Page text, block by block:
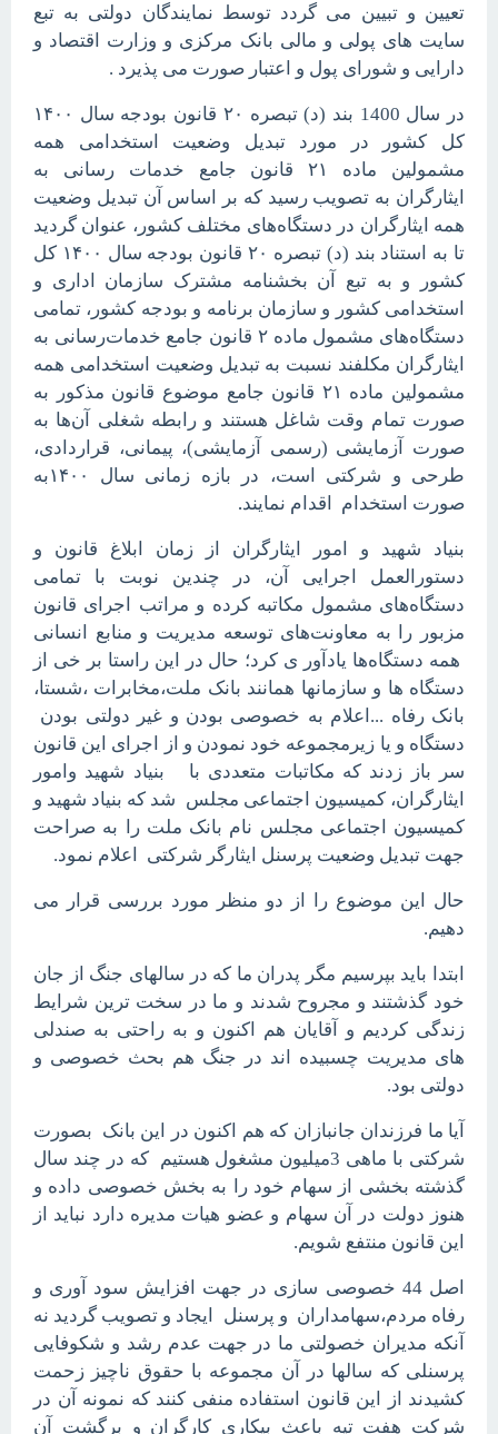
تعیین و تبیین می گردد توسط نمایندگان دولتی به تبع
سایت های پولی و مالی بانک مرکزی و وزارت اقتصاد و
دارایی و شورای پول و اعتبار صورت می پذیرد .
در سال 1400 بند (د) تبصره ۲۰ قانون بودجه سال ۱۴۰۰
کل کشور در مورد تبدیل وضعیت استخدامی همه
مشمولین ماده ۲۱ قانون جامع خدمات رسانی به
ایثارگران به تصویب رسید که بر اساس آن تبدیل وضعیت
همه ایثارگران در دستگاه‌های مختلف کشور، عنوان گردید
تا به استناد بند (د) تبصره ۲۰ قانون بودجه سال ۱۴۰۰ کل
کشور و به تبع آن بخشنامه مشترک سازمان اداری و
استخدامی کشور و سازمان برنامه و بودجه کشور، تمامی
دستگاه‌های مشمول ماده ۲ قانون جامع خدمات‌رسانی به
ایثارگران مکلفند نسبت به تبدیل وضعیت استخدامی همه
مشمولین ماده ۲۱ قانون جامع موضوع قانون مذکور به
صورت تمام وقت شاغل هستند و رابطه شغلی آن‌ها به
صورت آزمایشی (رسمی آزمایشی)، پیمانی، قراردادی،
طرحی و شرکتی است، در بازه زمانی سال
۱۴۰۰به
صورت استخدام اقدام نمایند.
بنیاد شهید و امور ایثارگران از زمان ابلاغ قانون و
دستورالعمل اجرایی آن، در چندین نوبت با تمامی
دستگاه‌های مشمول مکاتبه کرده و مراتب اجرای قانون
مزبور را به معاونت‌های توسعه مدیریت و منابع انسانی
همه دستگاه‌ها یادآور ی کرد؛ حال در این راستا بر خی از
دستگاه ها و سازمانها همانند بانک ملت،مخابرات ،شستا،
بانک رفاه ...اعلام به خصوصی بودن و غیر دولتی بودن
دستگاه و یا زیرمجموعه خود نمودن و از اجرای این قانون
سر باز زدند که مکاتبات متعددی با بنیاد شهید وامور
ایثارگران، کمیسیون اجتماعی مجلس شد که بنیاد شهید و
کمیسیون اجتماعی مجلس نام بانک ملت را به صراحت
جهت تبدیل وضعیت پرسنل ایثارگر شرکتی اعلام نمود.
حال این موضوع را از دو منظر مورد بررسی قرار می
دهیم.
ابتدا باید بپرسیم مگر پدران ما که در سالهای جنگ از جان
خود گذشتند و مجروح شدند و ما در سخت ترین شرایط
زندگی کردیم و آقایان هم اکنون و به راحتی به صندلی
های مدیریت چسبیده اند در جنگ هم بحث خصوصی و
دولتی بود.
آیا ما فرزندان جانبازان که هم اکنون در این بانک بصورت
شرکتی با ماهی 3میلیون مشغول هستیم که در چند سال
گذشته بخشی از سهام خود را به بخش خصوصی داده و
هنوز دولت در آن سهام و عضو هیات مدیره دارد نباید از
این قانون منتفع شویم.
اصل 44 خصوصی سازی در جهت افزایش سود آوری و
رفاه مردم،سهامداران و پرسنل ایجاد و تصویب گردید نه
آنکه مدیران خصولتی ما در جهت عدم رشد و شکوفایی
پرسنلی که سالها در آن مجموعه با حقوق ناچیز زحمت
کشیدند از این قانون استفاده منفی کنند که نمونه آن در
شرکت هفت تپه باعث بیکاری کارگران و برگشت آن